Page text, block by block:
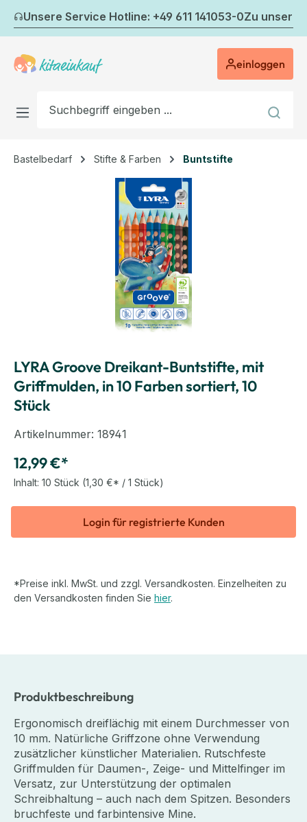
Zum Hauptinhalt springen
Unsere Service Hotline: +49 611 141053-0Zu
einloggen
Bastelbedarf Stifte & Farben Buntstifte
Bildergalerie überspringen
LYRA Groove Dreikant-Buntstifte, mit
Griffmulden, in 10 Farben sortiert, 10
Stück
Artikelnummer: 18941
12,99 €*
Inhalt: 10 Stück (1,30 €* / 1 Stück)
Login für registrierte Kunden
*Preise inkl. MwSt. und zzgl. Versandkosten. Einzelheiten zu
den Versandkosten finden Sie hier.
Produktbeschreibung
Ergonomisch dreiflächig mit einem Durchmesser von
10 mm. Natürliche Griffzone ohne Verwendung
zusätzlicher künstlicher Materialien. Rutschfeste
Griffmulden für Daumen-, Zeige- und Mittelfinger im
Versatz, zur Unterstützung der optimalen
Schreibhaltung – auch nach dem Spitzen. Besonders
bruchfeste und farbintensive Mine.